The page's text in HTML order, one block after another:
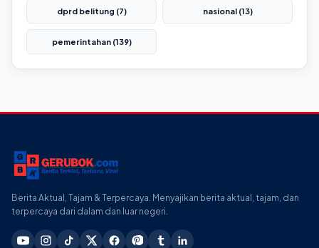
dprd belitung (7) nasional (13)
pemerintahan (139)
Berita Aktual, Tajam & Terpercaya. Menyajikan berita aktual, tajam, dan
terpercaya dari dalam dan luar negeri.